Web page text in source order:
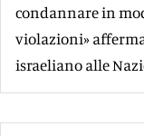
condannare in
violazioni»
israeliano alle